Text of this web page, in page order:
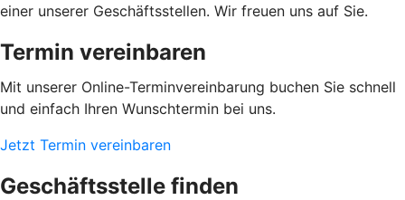
einer unserer Geschäftsstellen. Wir freuen uns auf Sie.
Termin vereinbaren
Mit unserer Online-Terminvereinbarung buchen Sie schnell
und einfach Ihren Wunschtermin bei uns.
Jetzt Termin vereinbaren
Geschäftsstelle finden